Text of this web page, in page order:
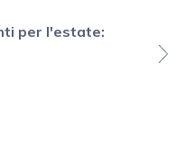
per l'estate: